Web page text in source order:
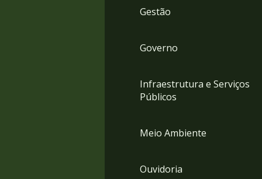
Gestão
Governo
Infraestrutura e Serviços
Públicos
Meio Ambiente
Ouvidoria